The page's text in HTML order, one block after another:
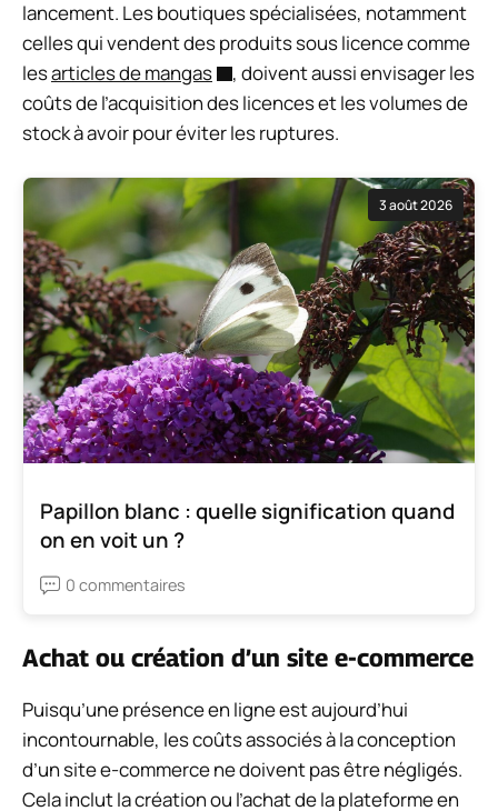
lancement. Les boutiques spécialisées, notamment
celles qui vendent des produits sous licence comme
lesarticles de mangas
, doivent aussi envisager les
coûts de l’acquisition des licences et les volumes de
stock à avoir pour éviter les ruptures.
3 août 2026
Papillon blanc : quelle signification quand
on en voit un ?
0 commentaires
Achat ou création d’un site e-commerce
Puisqu’une présence en ligne est aujourd’hui
incontournable, les coûts associés à la conception
d’un site e-commerce ne doivent pas être négligés.
Cela inclut la création ou l’achat de la plateforme en